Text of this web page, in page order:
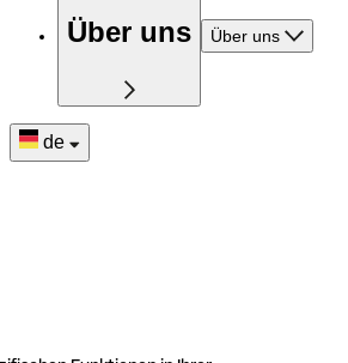
Über uns Über uns
de